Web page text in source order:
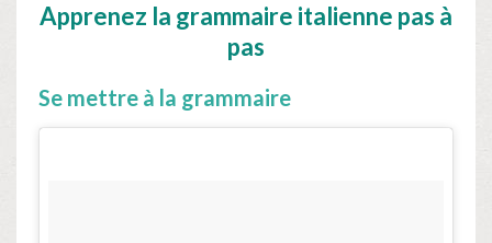
Apprenez la grammaire italienne pas à
pas
Se mettre à la grammaire